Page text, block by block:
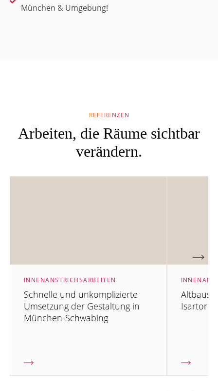
München & Umgebung!
REFERENZEN
Arbeiten, die Räume sichtbar
verändern.
INNENANSTRICHSARBEITEN
Schnelle und unkomplizierte
Umsetzung der Gestaltung in
München-Schwabing
Isartor